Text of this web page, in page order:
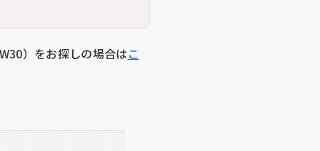
）をお探しの場合はこ